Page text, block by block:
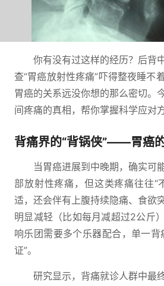
你有没有过这样的经历？后背
查“胃癌放射性疼痛”吓得整夜睡不
胃癌的关系远没你想的那么密切。
间疼痛的真相，帮你掌握科学应对方
背痛界的“背锅侠”——胃癌
当胃癌进展到中晚期，确实可
部放射性疼痛，但这类疼痛往往“
适，还会伴有上腹持续隐痛、食欲
明显减轻（比如每月减超过2公斤
响乐团需要多个乐器配合，单一背
证”。
研究显示，背痛就诊人群中最